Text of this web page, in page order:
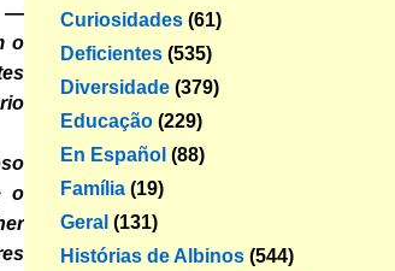
—
o
o
Curiosidades (61)
Deficientes (535)
Diversidade (379)
Educação (229)
En Español (88)
Família (19)
Geral (131)
Histórias de Albinos (544)